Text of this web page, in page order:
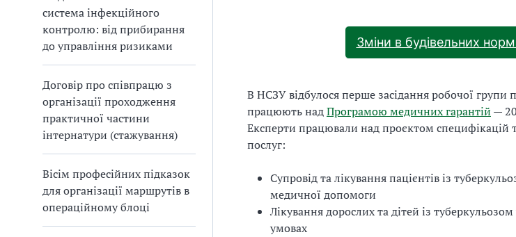
система інфекційного
контролю: від прибирання
до управління ризиками
Договір про співпрацю з
організації проходження
практичної частини
інтернатури (стажування)
Вісім професійних підказок
для організації маршрутів в
операційному блоці
Зміни в будівельних
В НСЗУ відбулося перше засідання робочої групи
працюють надПрограмою медичних гарантій —
Експерти працювали над проєктом специфікацій
послуг:
Супровід та лікування пацієнтів із
медичної допомоги
Лікування дорослих та дітей із
умовах